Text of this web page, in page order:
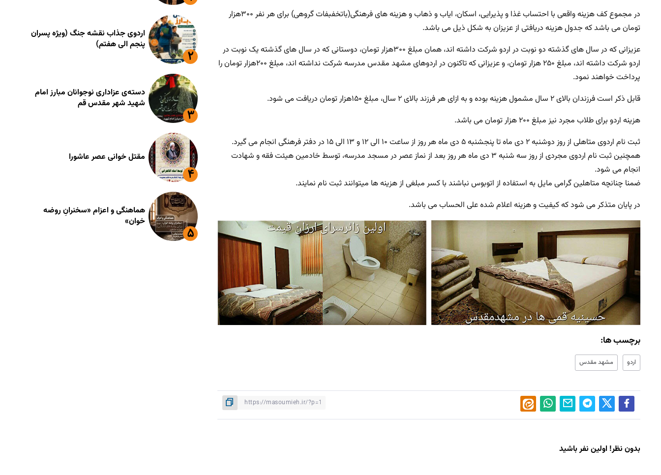
در مجموع کف هزینه واقعی با احتساب غذا و پذیرایی، اسکان، ایاب و ذهاب و هزینه های فرهنگی(باتخفبفات گروهی) برای هر نفر ۳۰۰هزار
تومان می باشد که جدول هزینه دریافتی از عزیزان به شکل ذیل می باشد.
عزیزانی که در سال های گذشته دو نوبت در اردو شرکت داشته اند، همان مبلغ ۳۰۰هزار تومان، دوستانی که در سال های گذشته یک نوبت در
اردو شرکت داشته اند، مبلغ ۲۵۰ هزار تومان، و عزیزانی که تاکنون در اردوهای مشهد مقدس مدرسه شرکت نداشته اند، مبلغ ۲۰۰هزار تومان را
پرداخت خواهند نمود.
قابل ذکر است فرزندان بالای ۲ سال مشمول هزینه بوده و به ازای هر فرزند بالای ۲ سال، مبلغ ۱۵۰هزار تومان دریافت می شود.
هزینه اردو برای طلاب مجرد نیز مبلغ ۲۰۰ هزار تومان می باشد.
ثبت نام اردوی متاهلی از روز دوشنبه ۲ دی ماه تا پنجشنبه ۵ دی ماه هر روز از ساعت ۱۰ الی ۱۲ و ۱۳ الی ۱۵ در دفتر فرهنگی انجام می گیرد.
همچنین ثبت نام اردوی مجردی از روز سه شنبه ۳ دی ماه هر روز بعد از نماز عصر در مسجد مدرسه، توسط خادمین هیئت فقه و شهادت
انجام می شود.
ضمنا چنانچه متاهلین گرامی مایل به استفاده از اتوبوس نباشند با کسر مبلغی از هزینه ها میتوانند ثبت نام نمایند.
در پایان متذکر می شود که کیفیت و هزینه اعلام شده علی الحساب می باشد.
برچسب ها:
اردو مشهد مقدس
بدون نظر! اولین نفر باشید
اردوی جذاب نقشه جنگ (ویژه پسران
پنجم الی هفتم)
دسته‌ی عزاداری نوجوانان مبارز امام
شهید شهر مقدس قم
مقتل خوانی عصر عاشورا
هماهنگی و اعزام «سخنرانِ روضه
خوان»